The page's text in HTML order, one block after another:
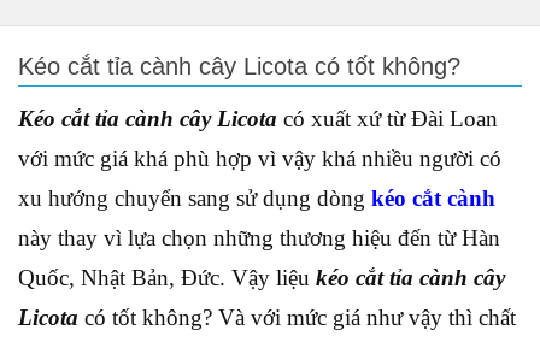
Kéo cắt tỉa cành cây Licota có tốt không?
Kéo cắt tỉa cành cây Licota có xuất xứ từ Đài Loan
với mức giá khá phù hợp vì vậy khá nhiều người có
xu hướng chuyển sang sử dụng dòng kéo cắt cành
này thay vì lựa chọn những thương hiệu đến từ Hàn
Quốc, Nhật Bản, Đức. Vậy liệu kéo cắt tỉa cành cây
Licota có tốt không? Và với mức giá như vậy thì chất